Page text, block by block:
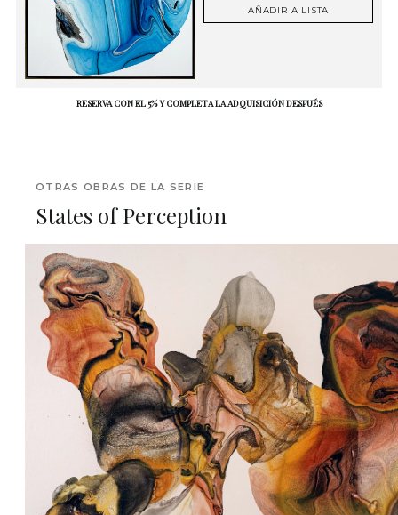
AÑADIR A LISTA
RESERVA CON EL 5% Y COMPLETA LA ADQUISICIÓN DESPUÉS
OTRAS OBRAS DE LA SERIE
States of Perception